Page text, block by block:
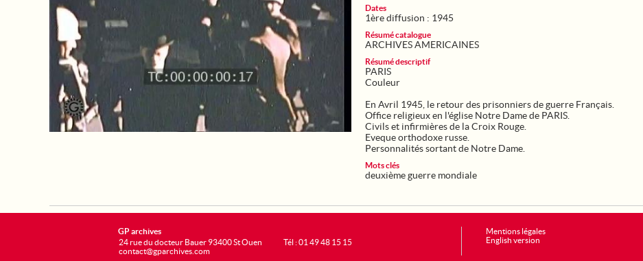
Dates
1ère diffusion : 1945
Résumé catalogue
ARCHIVES AMERICAINES
Résumé descriptif
PARIS
Couleur
En Avril 1945, le retour des prisonniers de guerre Français.
Office religieux en l'église Notre Dame de PARIS.
Civils et infirmières de la Croix Rouge.
Eveque orthodoxe russe.
Personnalités sortant de Notre Dame.
Mots clés
deuxième guerre mondiale
GP archives
24 rue du docteur Bauer 93400 St Ouen
contact@gparchives.com
Tél : 01 49 48 15 15
Mentions légales
English version